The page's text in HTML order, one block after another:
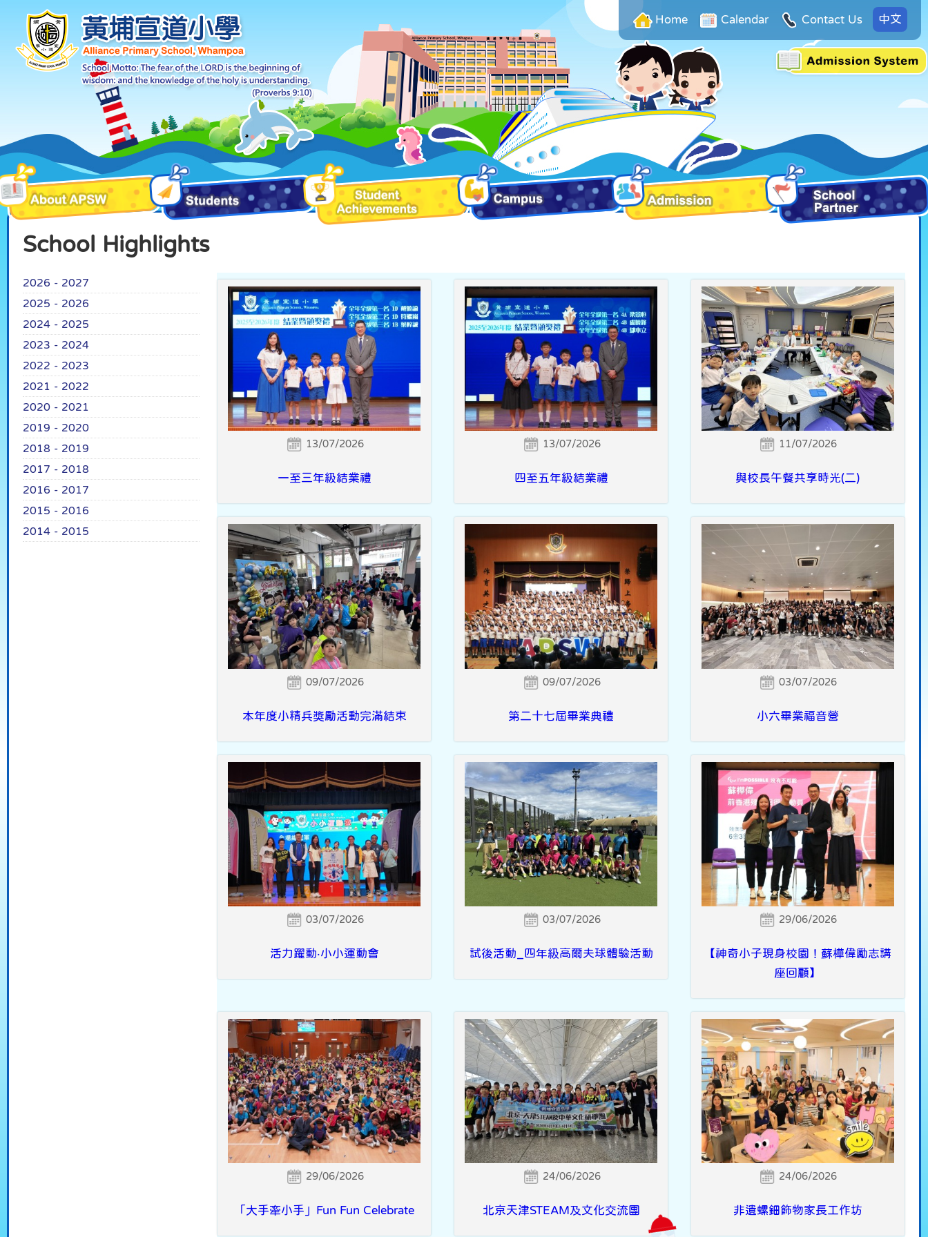
Home Calendar Contact Us 中文
School Highlights
2014 - 2015
2015 - 2016
2016 - 2017
2017 - 2018
2018 - 2019
2019 - 2020
2020 - 2021
2021 - 2022
2022 - 2023
2023 - 2024
2024 - 2025
2025 - 2026
2026 - 2027
13/07/2026
一至三年級結業禮
13/07/2026
四至五年級結業禮
11/07/2026
與校長午餐共享時光(二)
09/07/2026
本年度小精兵獎勵活動完滿結束
09/07/2026
第二十七屆畢業典禮
03/07/2026
小六畢業福音營
03/07/2026
活力躍動‧小小運動會
03/07/2026
試後活動_四年級高爾夫球體驗活動
29/06/2026
【神奇小子現身校園！蘇樺偉勵志講
座回顧】
29/06/2026
「大手牽小手」Fun Fun Celebrate
24/06/2026
北京天津STEAM及文化交流團
24/06/2026
非遺螺鈿飾物家長工作坊